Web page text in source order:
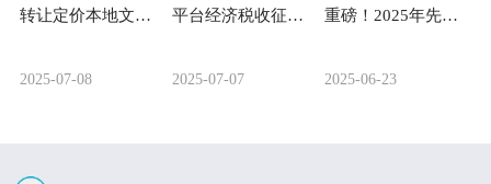
转让定价本地文档编写要点与经验分享
2025-07-08
平台经济税收征管新秩序：互联网平台企业涉税信息报送新规解读
2025-07-07
重磅！2025年先进制造业增值税加计抵减新政解读：三大变化+实操要点
2025-06-23